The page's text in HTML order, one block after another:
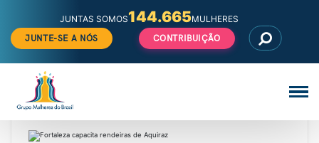
Pular
JUNTAS SOMOS144.665MULHERES
JUNTE-SE A NÓS CONTRIBUIÇÃO
CULTURA
Fortaleza capacita rendeiras de Aquiraz
Veja
posts
Comunicação